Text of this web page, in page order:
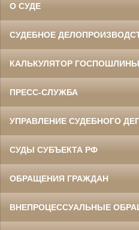
О СУДЕ
СУДЕБНОЕ
КАЛЬКУЛЯТОР ГОСПОШЛИНЫ
ПРЕСС-СЛУЖБА
УПРАВЛЕНИЕ СУДЕБНОГО
СУДЫ СУБЪЕКТА РФ
ОБРАЩЕНИЯ ГРАЖДАН
ВНЕПРОЦЕССУАЛЬНЫЕ